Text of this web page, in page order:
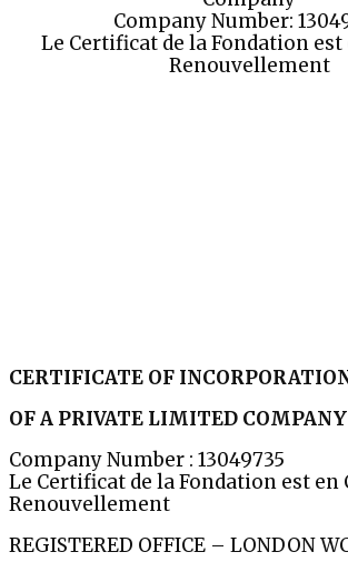
Company Number:
Le Certificat de la Fondation est
Renouvellement
CERTIFICATE OF
OF A PRIVATE LIMITED COMPANY
Company Number : 13049735
Le Certificat de la Fondation est en
Renouvellement
REGISTERED OFFICE – LONDON